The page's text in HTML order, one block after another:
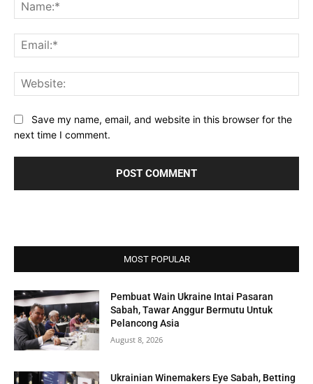
Save my name, email, and website in this browser for the
next time I comment.
MOST POPULAR
Pembuat Wain Ukraine Intai Pasaran
Sabah, Tawar Anggur Bermutu Untuk
Pelancong Asia
August 8, 2026
Ukrainian Winemakers Eye Sabah, Betting